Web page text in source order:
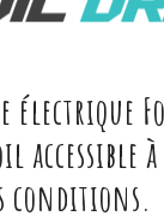
électrique
accessible
conditions.